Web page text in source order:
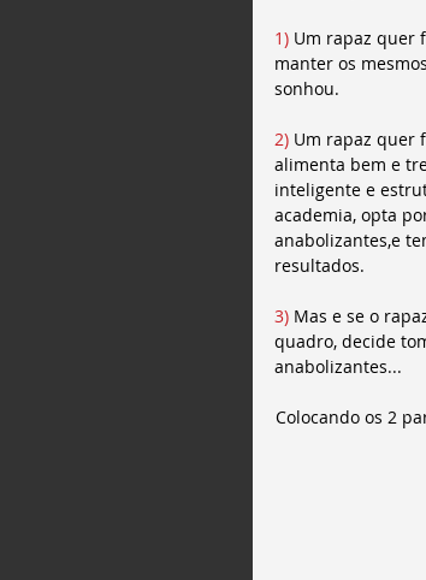
1) Um rapaz quer
manter os
sonhou.
2) Um rapaz quer
alimenta bem e
inteligente e
academia, opta
anabolizantes,e
resultados.
3) Mas e se o
quadro, decide
anabolizantes...
Colocando os 2